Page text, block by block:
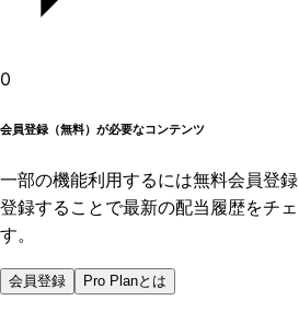
0
会員登録（無料）が必要なコンテンツ
一部の機能利用するには無料会員登
登録することで最新の配当履歴をチ
す。
会員登録 Pro Planとは